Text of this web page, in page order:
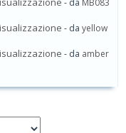
- da MB083
- da yellow
- da amber